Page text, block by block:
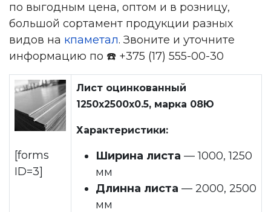
по выгодным цена, оптом и в розницу,
большой сортамент продукции разных
видов на кпаметал. Звоните и уточните
информацию по ☎️ +375 (17) 555-00-30
[forms
ID=3]
Лист оцинкованный
1250х2500x0.5, марка 08Ю
Характеристики:
Ширина листа — 1000, 1250
мм
Длинна листа — 2000, 2500
мм